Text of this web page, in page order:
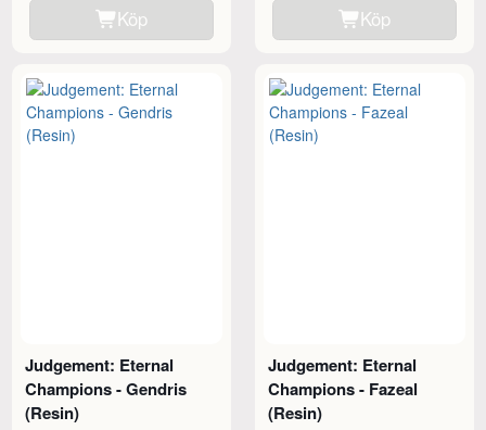
Köp Köp
Judgement: Eternal
Champions - Gendris
(Resin)
Judgement: Eternal
Champions - Fazeal
(Resin)